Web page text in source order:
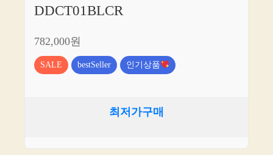
DDCT01BLCR
782,000원
SALE bestSeller 인기상품
최저가구매